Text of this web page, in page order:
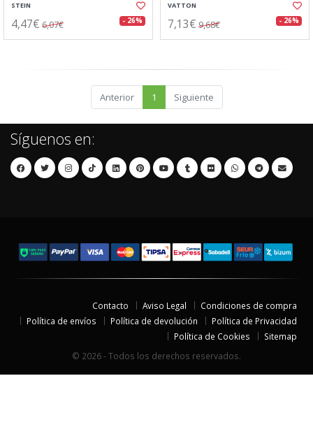
STEIN
4,47€ 6,07€ - 26%
VATTON
7,13€ 9,68€ - 26%
Anterior 1 Siguiente
Síguenos en:
Contacto Aviso Legal
Condiciones de compra
Política de envíos
Política de devolución
Política de Privacidad
Política de Cookies
Sitemap
© 2026 - Todos los derechos reservados.